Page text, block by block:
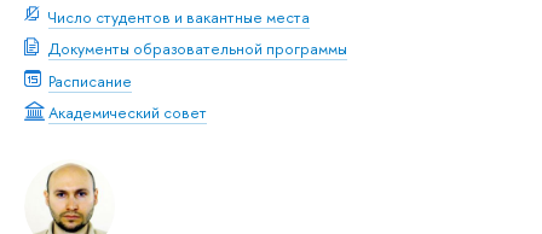
Число студентов и вакантные места
Документы образовательной программы
Расписание
Академический совет